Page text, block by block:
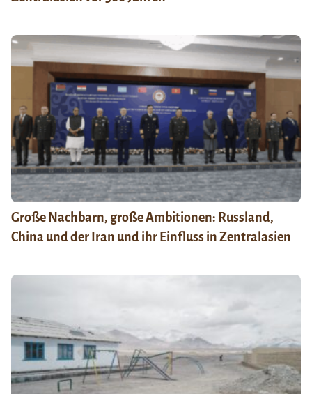
Große Nachbarn, große Ambitionen: Russland,
China und der Iran und ihr Einfluss in Zentralasien